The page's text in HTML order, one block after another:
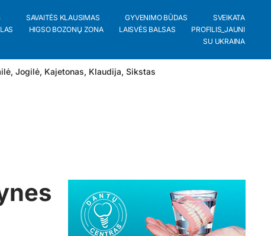
SAVAITĖS KLAUSIMAS GYVENIMO BŪDAS
SVEIKATA
HIGSO BOZONŲ ZONA LAISVĖS BALSAS
PROFILIS_JAUNI
SU UKRAINA
, Jogilė, Kajetonas, Klaudija, Sikstas